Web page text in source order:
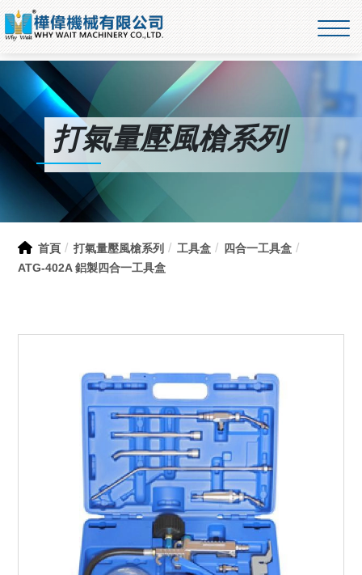
打氣量壓風槍系列
首頁 打氣量壓風槍系列 工具盒
四合一工具盒
ATG-402A 鋁製四合一工具盒